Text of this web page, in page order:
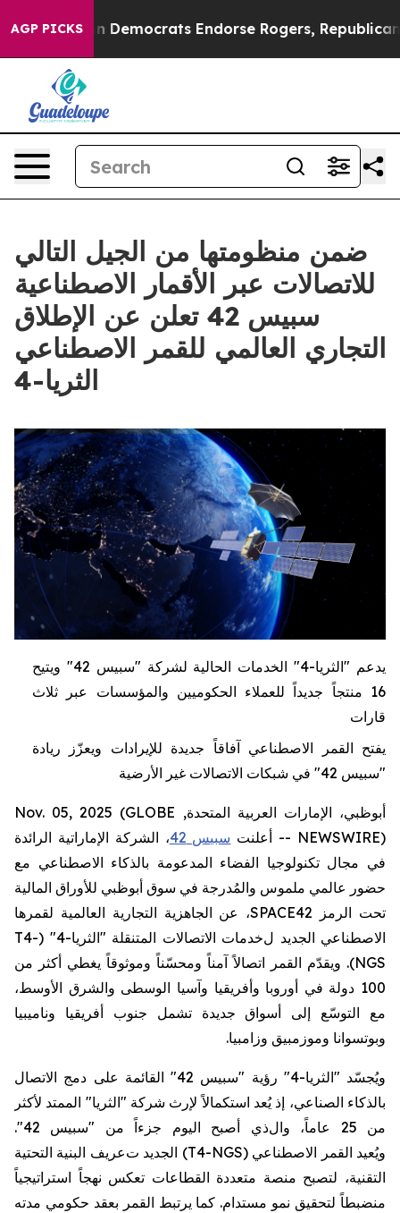
AGP PICKSDemocrats Endorse Rogers, Republicans
ضمن منظومتها من الجيل التالي
للاتصالات عبر الأقمار الاصطناعية
سبيس 42 تعلن عن الإطلاق
التجاري العالمي للقمر الاصطناعي
الثريا-4
يدعم "الثريا-4" الخدمات الحالية لشركة "سبيس 42"
ويتيح
16 منتجاً جديداً للعملاء الحكوميين والمؤسسات عبر ثلاث
قارات
يفتح القمر الاصطناعي آفاقاً جديدة للإيرادات ويعزّز ريادة
"سبيس 42" في شبكات الاتصالات غير الأرضية
أبوظبي، الإمارات العربية المتحدة, Nov. 05, 2025 (GLOBE
NEWSWIRE) --
أعلنت سبيس 42 ، الشركة الإماراتية الرائدة
في مجال تكنولوجيا الفضاء المدعومة بالذكاء الاصطناعي مع
حضور عالمي ملموس والمُدرجة في سوق أبوظبي للأوراق المالية
تحت الرمز SPACE42، عن الجاهزية التجارية العالمية لقمرها
الاصطناعي الجديد لخدمات الاتصالات المتنقلة "الثريا-4" (
T4-
NGS). ويقدّم القمر اتصالاً آمناً ومحسّناً وموثوقاً يغطي أكثر من
100 دولة في أوروبا وأفريقيا وآسيا الوسطى والشرق الأوسط،
مع التوسّع إلى أسواق جديدة تشمل جنوب أفريقيا وناميبيا
وبوتسوانا وموزمبيق وزامبيا.
ويُجسّد "الثريا-4" رؤية "سبيس 42 " القائمة على دمج الاتصال
بالذكاء الصناعي، إذ يُعد استكمالاًلإرث شركة "الثريا" الممتد لأكثر
من 25 عاماً، وال
ذي أصبح اليوم جزءاً من "سبيس 42".
ويُعيد القمر الاصطناعي (T4-NGS) الجديد تعريف البنية التحتية
التقنية، لتصبح منصة متعددة القطاعات تعكس نهجاً استراتيجياً
منضبطاً لتحقيق نمو مستدام. كما يرتبط القمر بعقد حكومي مدته